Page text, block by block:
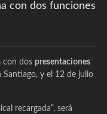
con dos funciones
con dos presentaciones
Santiago, y el 12 de julio
recargada”, será